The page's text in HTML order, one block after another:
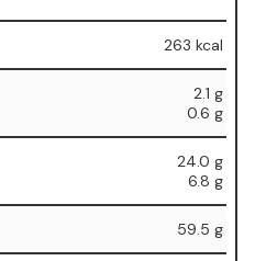
263 kcal
2.1 g
⁠0.6 g
24.0 g
⁠6.8 g
59.5 g